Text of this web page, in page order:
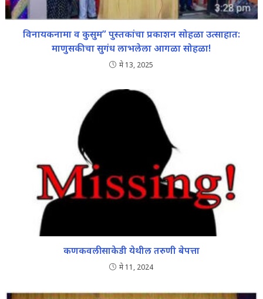
विनायकनामा व कुसुम” पुस्तकांचा प्रकाशन सोहळा उत्साहात:
माणुसकीचा सुगंध लाभलेला आगळा सोहळा!
मे 13, 2025
कणकवली साकेडी येथील तरुणी बेपत्ता
मे 11, 2024